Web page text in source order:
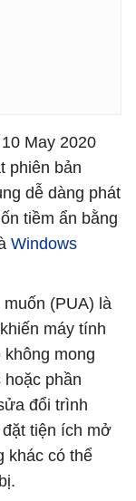
May 2020
phiên bản
dễ dàng phát
tiềm ẩn bằng
Windows
(PUA) là
máy tính
mong
phần
đổi trình
tiện ích mở
khác có thể